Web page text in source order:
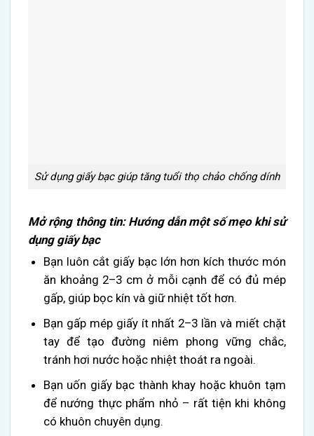
Sử dụng giấy bạc giúp tăng tuổi thọ chảo chống dính
Mở rộng thông tin: Hướng dẫn một số mẹo khi sử
dụng giấy bạc
Bạn luôn cắt giấy bạc lớn hơn kích thước món
ăn khoảng 2–3 cm ở mỗi cạnh để có đủ mép
gấp, giúp bọc kín và giữ nhiệt tốt hơn.
Bạn gấp mép giấy ít nhất 2–3 lần và miết chặt
tay để tạo đường niêm phong vững chắc,
tránh hơi nước hoặc nhiệt thoát ra ngoài.
Bạn uốn giấy bạc thành khay hoặc khuôn tạm
để nướng thực phẩm nhỏ – rất tiện khi không
có khuôn chuyên dụng.